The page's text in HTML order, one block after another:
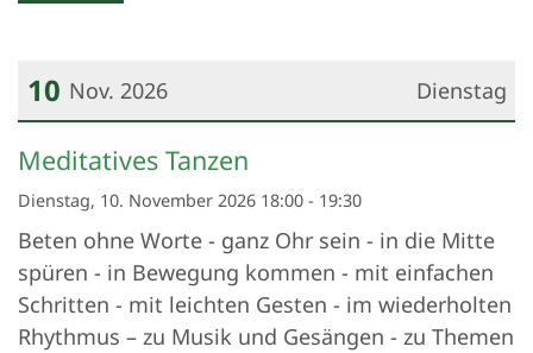
Dienstag
10 Nov. 2026
Datum: 10. November 2026
Meditatives Tanzen
Dienstag, 10. November 2026 18:00 - 19:30
Beten ohne Worte - ganz Ohr sein - in die Mitte
spüren - in Bewegung kommen - mit einfachen
Schritten - mit leichten Gesten - im wiederholten
Rhythmus – zu Musik und Gesängen - zu Themen